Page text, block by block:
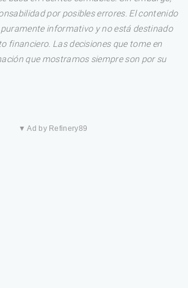
por posibles errores. El contenido
puramente informativo y no está destinado
financiero. Las decisiones que tome en
que mostramos siempre son por su
▼ Ad by Refinery89